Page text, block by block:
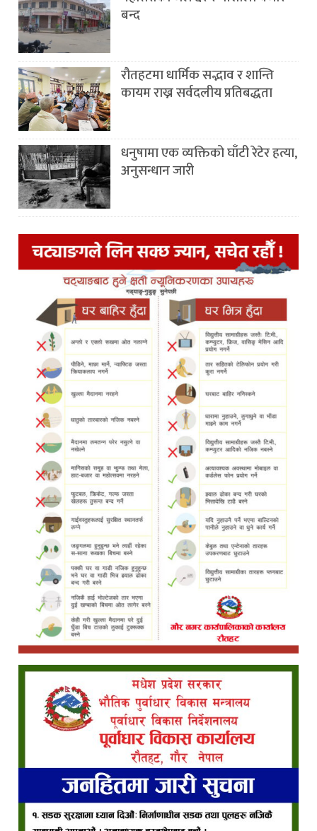
बन्द
रौतहटमा धार्मिक सद्भाव र शान्ति
कायम राख्न सर्वदलीय प्रतिबद्धता
धनुषामा एक व्यक्तिको घाँटी रेटेर हत्या,
अनुसन्धान जारी